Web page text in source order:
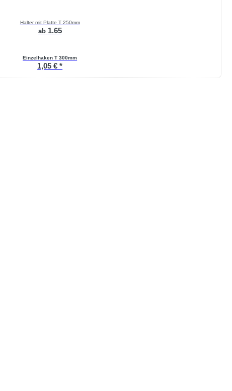
Halter mit Platte T 250mm
ab 1.65
Einzelhaken T 300mm
1,05 € *